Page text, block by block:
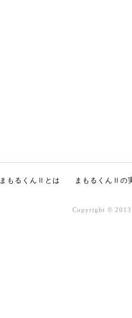
まもるくんⅡとは まもるくんⅡの
Copyright © 2013